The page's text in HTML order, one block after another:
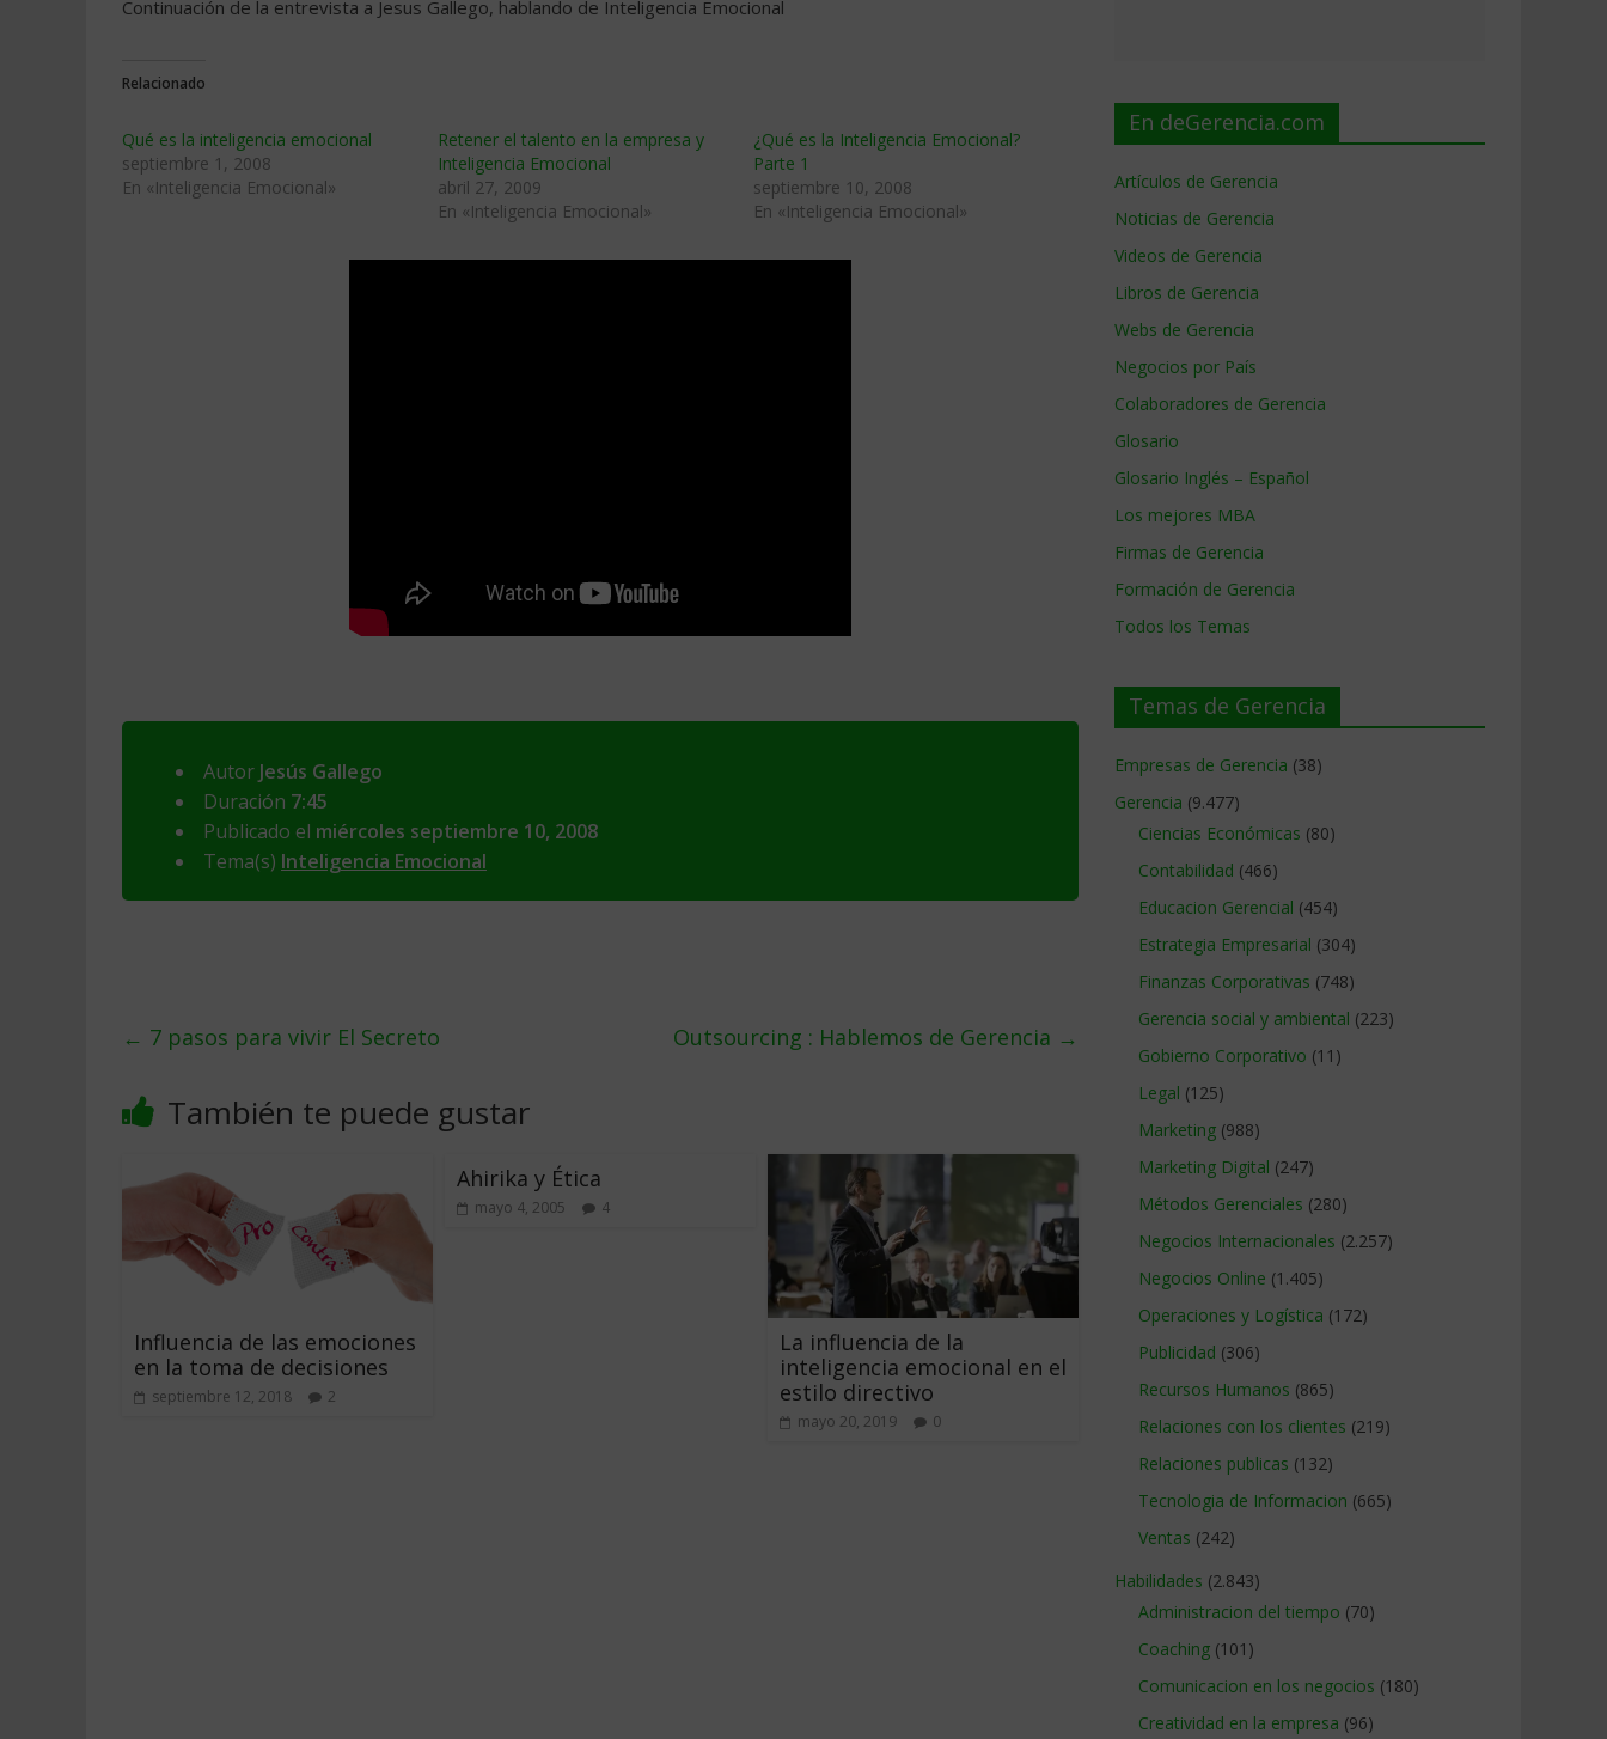
Continuación de la entrevista a Jesus Gallego, hablando de Inteligencia Emocional
Relacionado
Qué es la inteligencia emocional
septiembre 1, 2008
En «Inteligencia Emocional»
Retener el talento en la empresa y
Inteligencia Emocional
abril 27, 2009
En «Inteligencia Emocional»
¿Qué es la Inteligencia Emocional?
Parte 1
septiembre 10, 2008
En «Inteligencia Emocional»
Autor Jesús Gallego
Duración 7:45
Publicado el miércoles septiembre 10, 2008
Tema(s) Inteligencia Emocional
← 7 pasos para vivir El Secreto Outsourcing : Hablemos de Gerencia →
También te puede gustar
Influencia de las emociones
en la toma de decisiones
septiembre 12, 2018 2
Ahirika y Ética
mayo 4, 2005 4
La influencia de la
inteligencia emocional en el
estilo directivo
mayo 20, 2019 0
En deGerencia.com
Artículos de Gerencia
Noticias de Gerencia
Videos de Gerencia
Libros de Gerencia
Webs de Gerencia
Negocios por País
Colaboradores de Gerencia
Glosario
Glosario Inglés – Español
Los mejores MBA
Firmas de Gerencia
Formación de Gerencia
Todos los Temas
Temas de Gerencia
Empresas de Gerencia (38)
Gerencia (9.477)
Ciencias Económicas (80)
Contabilidad (466)
Educacion Gerencial (454)
Estrategia Empresarial (304)
Finanzas Corporativas (748)
Gerencia social y ambiental (223)
Gobierno Corporativo (11)
Legal (125)
Marketing (988)
Marketing Digital (247)
Métodos Gerenciales (280)
Negocios Internacionales (2.257)
Negocios Online (1.405)
Operaciones y Logística (172)
Publicidad (306)
Recursos Humanos (865)
Relaciones con los clientes (219)
Relaciones publicas (132)
Tecnologia de Informacion (665)
Ventas (242)
Habilidades (2.843)
Administracion del tiempo (70)
Coaching (101)
Comunicacion en los negocios (180)
Creatividad en la empresa (96)